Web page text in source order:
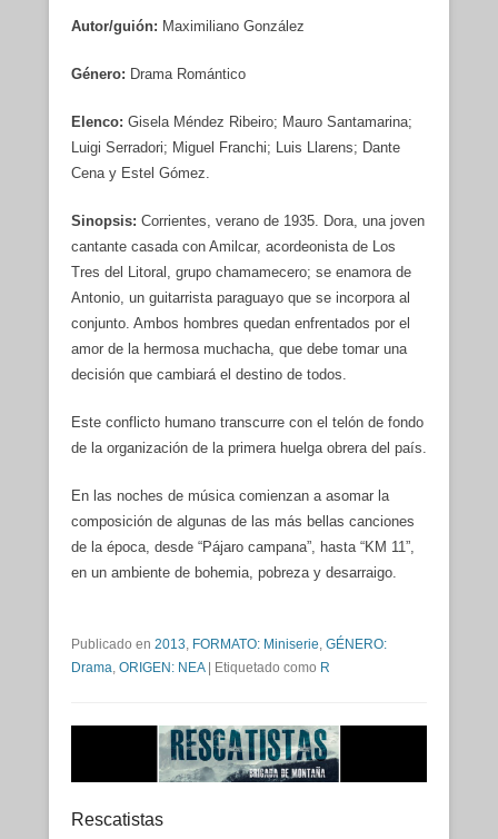
Autor/guión: Maximiliano González
Género: Drama Romántico
Elenco: Gisela Méndez Ribeiro; Mauro Santamarina;
Luigi Serradori; Miguel Franchi; Luis Llarens; Dante
Cena y Estel Gómez.
Sinopsis: Corrientes, verano de 1935. Dora, una joven
cantante casada con Amilcar, acordeonista de Los
Tres del Litoral, grupo chamamecero; se enamora de
Antonio, un guitarrista paraguayo que se incorpora al
conjunto. Ambos hombres quedan enfrentados por el
amor de la hermosa muchacha, que debe tomar una
decisión que cambiará el destino de todos.
Este conflicto humano transcurre con el telón de fondo
de la organización de la primera huelga obrera del país.
En las noches de música comienzan a asomar la
composición de algunas de las más bellas canciones
de la época, desde “Pájaro campana”, hasta “KM 11”,
en un ambiente de bohemia, pobreza y desarraigo.
Publicado en 2013 FORMATO: Miniserie GÉNERO:
Drama ORIGEN: NEA| Etiquetado como R
Rescatistas